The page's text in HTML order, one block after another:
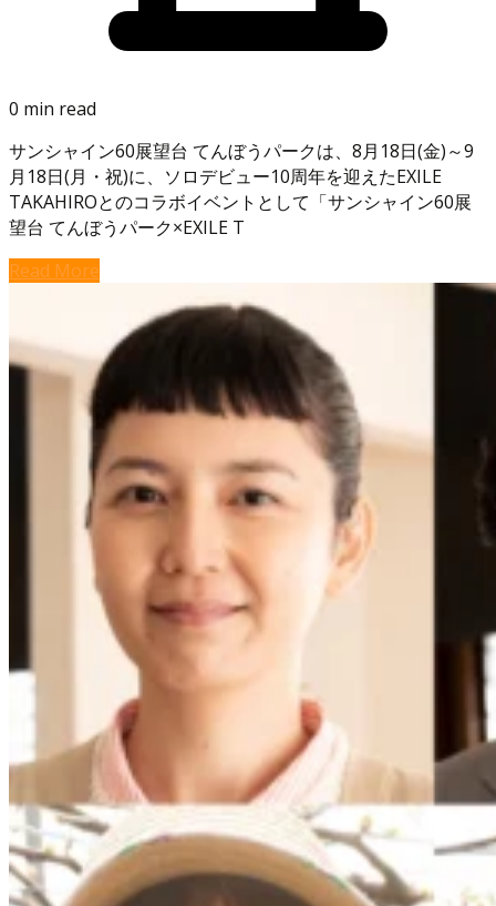
0 min read
サンシャイン60展望台 てんぼうパークは、8月18日(金)～9
月18日(月・祝)に、ソロデビュー10周年を迎えたEXILE
TAKAHIROとのコラボイベントとして「サンシャイン60展
望台 てんぼうパーク×EXILE T
Read More